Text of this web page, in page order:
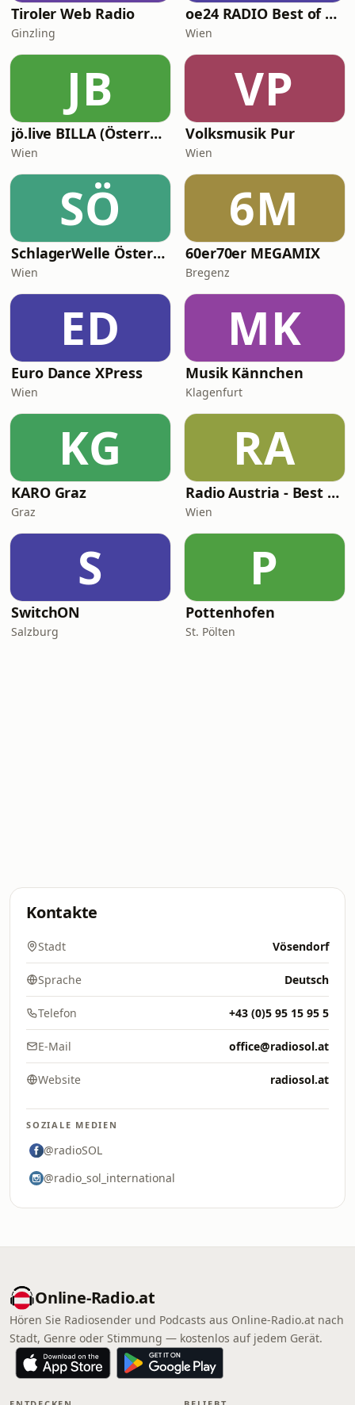
Tiroler Web Radio
Ginzling
oe24 RADIO Best of Schlager
Wien
JB
jö.live BILLA (Österreich)
Wien
VP
Volksmusik Pur
Wien
SÖ
SchlagerWelle Österreich
Wien
6M
60er70er MEGAMIX
Bregenz
ED
Euro Dance XPress
Wien
MK
Musik Kännchen
Klagenfurt
KG
KARO Graz
Graz
RA
Radio Austria - Best of Austria
Wien
S
SwitchON
Salzburg
P
Pottenhofen
St. Pölten
Kontakte
Stadt Vösendorf
Sprache Deutsch
Telefon +43 (0)5 95 15 95 5
E-Mail office@radiosol.at
Website radiosol.at
SOZIALE MEDIEN
@radioSOL
@radio_sol_international
Online‑Radio.at
Hören Sie Radiosender und Podcasts aus Online‑Radio.at nach
Stadt, Genre oder Stimmung — kostenlos auf jedem Gerät.